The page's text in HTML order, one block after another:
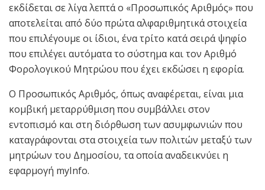
εκδίδεται σε λίγα λεπτά ο «Προσωπικός Αριθμός» που
αποτελείται από δύο πρώτα αλφαριθμητικά στοιχεία
που επιλέγουμε οι ίδιοι, ένα τρίτο κατά σειρά ψηφίο
που επιλέγει αυτόματα το σύστημα και τον Αριθμό
Φορολογικού Μητρώου που έχει εκδώσει η εφορία.
Ο Προσωπικός Αριθμός, όπως αναφέρεται, είναι μια
κομβική μεταρρύθμιση που συμβάλλει στον
εντοπισμό και στη διόρθωση των ασυμφωνιών που
καταγράφονται στα στοιχεία των πολιτών μεταξύ των
μητρώων του Δημοσίου, τα οποία αναδεικνύει η
εφαρμογή myInfo.